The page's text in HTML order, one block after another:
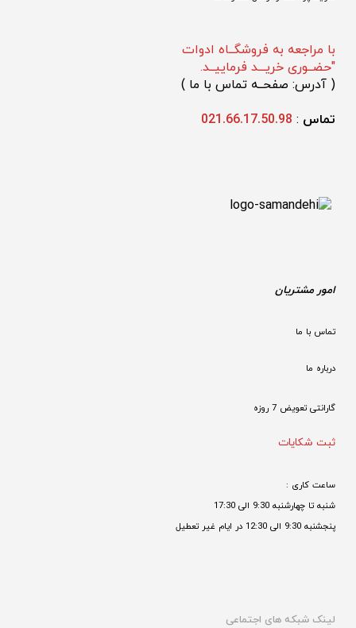
با مراجعه به فروشگــاه ادوات
"حضــوری خریـــد فرماییــد.
( آدرس: صفحــه تماس با ما )
تماس :
021.66.17.50.98
امور مشتریان
تماس با ما
درباره ما
گارانتی تعویض 7 روزه
ثبت شکایات
ساعت کاری :
شنبه تا چهارشنبه 9:30 الی 17:30
پنجشنبه 9:30 الی 12:30 در ایام غیر تعطیل
لینک شبکه های اجتماعی